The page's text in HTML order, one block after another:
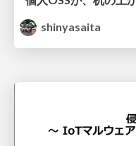
shinyasaita